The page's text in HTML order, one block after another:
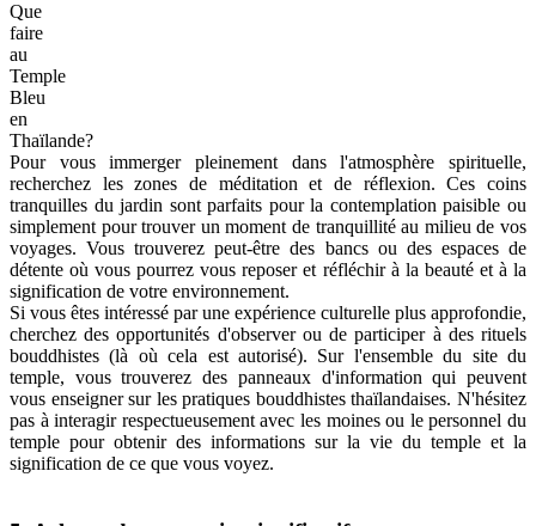
Que
faire
au
Temple
Bleu
en
Thaïlande?
Pour vous immerger pleinement dans l'atmosphère spirituelle,
recherchez les zones de méditation et de réflexion. Ces coins
tranquilles du jardin sont parfaits pour la contemplation paisible ou
simplement pour trouver un moment de tranquillité au milieu de vos
voyages. Vous trouverez peut-être des bancs ou des espaces de
détente où vous pourrez vous reposer et réfléchir à la beauté et à la
signification de votre environnement.
Si vous êtes intéressé par une expérience culturelle plus approfondie,
cherchez des opportunités d'observer ou de participer à des rituels
bouddhistes (là où cela est autorisé). Sur l'ensemble du site du
temple, vous trouverez des panneaux d'information qui peuvent
vous enseigner sur les pratiques bouddhistes thaïlandaises. N'hésitez
pas à interagir respectueusement avec les moines ou le personnel du
temple pour obtenir des informations sur la vie du temple et la
signification de ce que vous voyez.